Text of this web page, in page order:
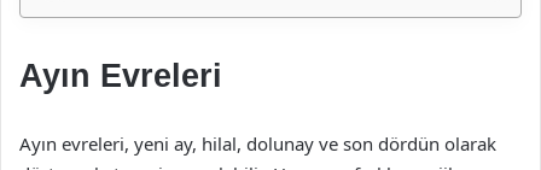
Ayın Evreleri
Ayın evreleri, yeni ay, hilal, dolunay ve son dördün olarak